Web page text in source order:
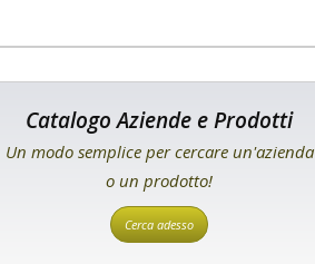
Catalogo Aziende e Prodotti
Un modo semplice per cercare un'azienda
o un prodotto!
Cerca adesso